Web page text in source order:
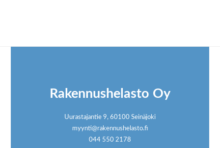
Rakennushelasto Oy
Uurastajantie 9, 60100 Seinäjoki
myynti@rakennushelasto.fi
044 550 2178